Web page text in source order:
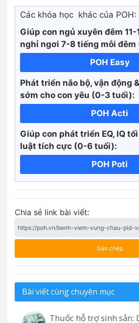
Các khóa học khác của POH:
Giúp con ngủ xuyên đêm
nghỉ ngơi 7-8 tiếng mỗi đêm
POH Easy
Phát triển não bộ, vận động
sớm cho con yêu (0-3 tuổi):
POH Acti
Giúp con phát triển EQ, IQ
luật tích cực (0-6 tuổi):
POH Poti
Chia sẻ link bài viết:
Sao chép
Bài viết cùng chuyên mục
Thuốc hỗ trợ sinh sản: